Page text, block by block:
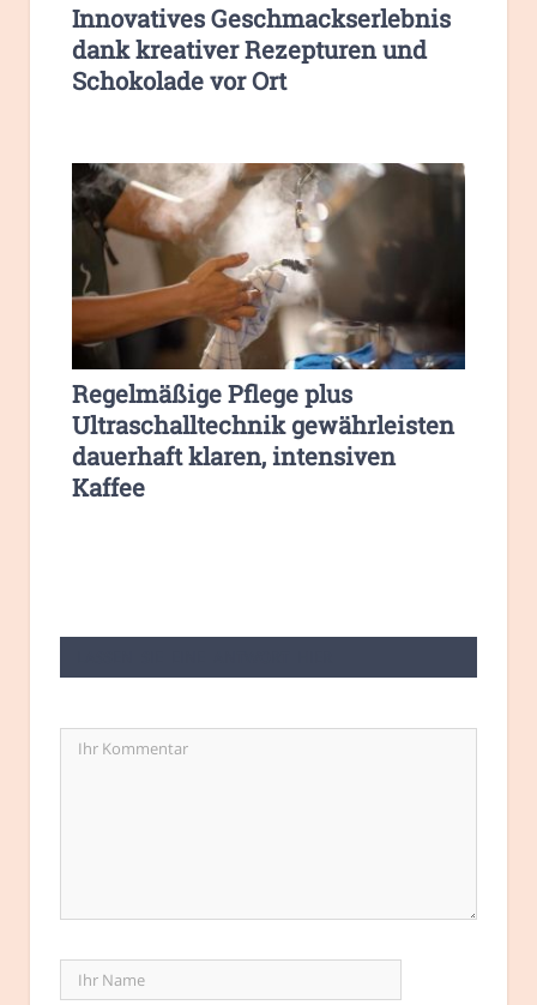
Innovatives Geschmackserlebnis
dank kreativer Rezepturen und
Schokolade vor Ort
Regelmäßige Pflege plus
Ultraschalltechnik gewährleisten
dauerhaft klaren, intensiven
Kaffee